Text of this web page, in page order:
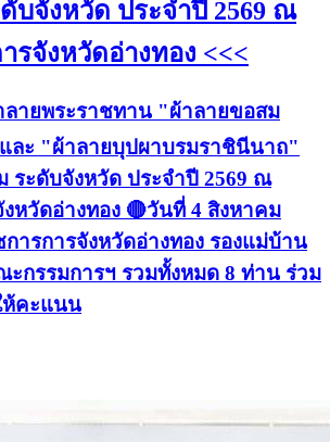
บจังหวัด ประจำปี 2569 ณ
จังหวัดอ่างทอง <<<
ลายพระราชทาน "ผ้าลายขอสม
และ "ผ้าลายบุปผาบรมราชินีนาถ"
ระดับจังหวัด ประจำปี 2569 ณ
หวัดอ่างทอง 🔴วันที่ 4 สิงหาคม
การการจังหวัดอ่างทอง รองแม่บ้าน
กรรมการฯ รวมทั้งหมด 8 ท่าน ร่วม
ห้คะแนน